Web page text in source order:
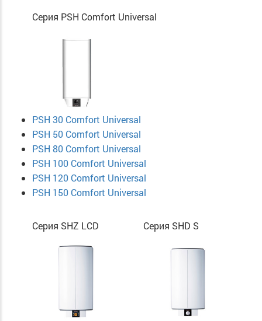
Серия PSH Comfort Universal
PSH 30 Comfort Universal
PSH 50 Comfort Universal
PSH 80 Comfort Universal
PSH 100 Comfort Universal
PSH 120 Comfort Universal
PSH 150 Comfort Universal
Серия SHZ LCD Серия SHD S